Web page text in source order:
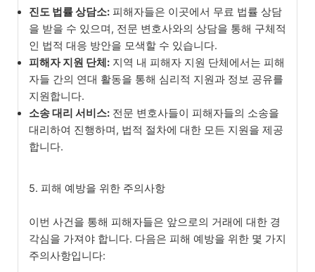
진도 법률 상담소: 피해자들은 이곳에서 무료 법률 상담
을 받을 수 있으며, 전문 변호사와의 상담을 통해 구체적
인 법적 대응 방안을 모색할 수 있습니다.
피해자 지원 단체: 지역 내 피해자 지원 단체에서는 피해
자들 간의 연대 활동을 통해 심리적 지원과 정보 공유를
지원합니다.
소송 대리 서비스: 전문 변호사들이 피해자들의 소송을
대리하여 진행하며, 법적 절차에 대한 모든 지원을 제공
합니다.
5. 피해 예방을 위한 주의사항
이번 사건을 통해 피해자들은 앞으로의 거래에 대한 경
각심을 가져야 합니다. 다음은 피해 예방을 위한 몇 가지
주의사항입니다: